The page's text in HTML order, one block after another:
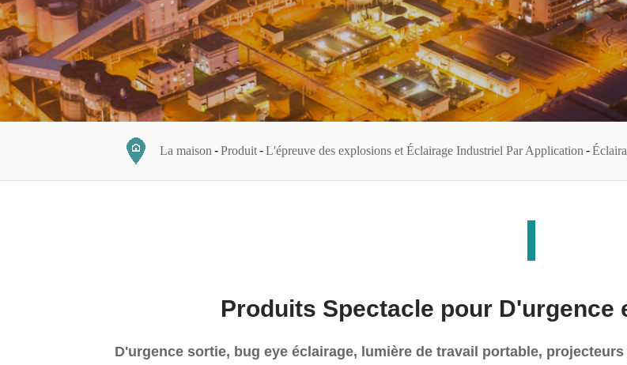
La maison Produit L'épreuve des explosions et Éclairage Industriel Par Application
Produits Spectacle pour D'urgence
D'urgence sortie, bug eye éclairage, lumière de travail portable,